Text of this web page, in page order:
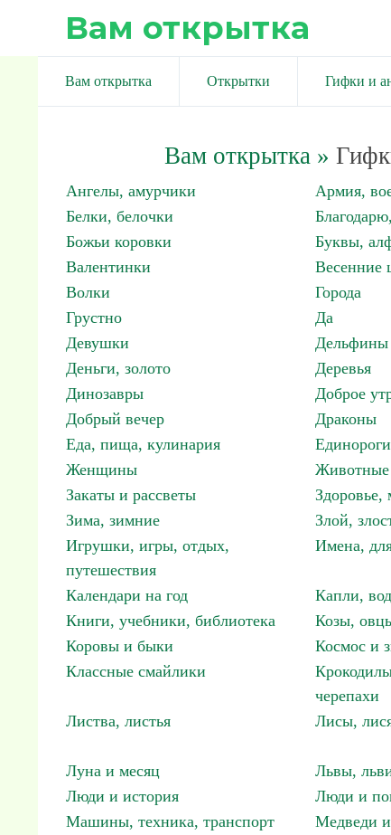
Вам открытка
Вам открытка Открытки Гифки и
Вам открытка»
Ангелы, амурчики Армия,
Белки, белочки
Божьи коровки
Буквы,
Валентинки
Весенние
Волки
Города
Грустно
Да
Девушки
Дельфины
Деньги, золото
Деревья
Динозавры
Доброе
Добрый вечер
Драконы
Еда, пища, кулинария
Единороги
Женщины
Животные
Закаты и рассветы
Здоровье,
Зима, зимние
Злой,
Игрушки, игры, отдых,
путешествия
Имена,
Календари на год Капли,
Книги, учебники, библиотека
Козы,
Коровы и быки
Космос и
Классные смайлики
черепахи
Листва, листья Лисы,
Луна и месяц
Львы,
Люди и история
Люди и
Машины, техника, транспорт
Медведи